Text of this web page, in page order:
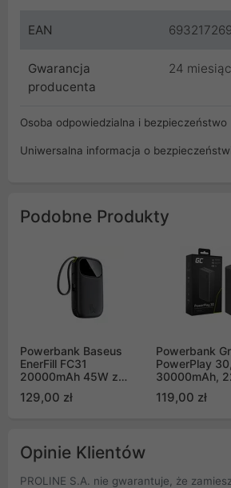
EAN
Gwarancja
producenta
24
Osoba odpowiedzialna i bezpieczeństwo
Uniwersalna informacja o
Podobne Produkty
Powerbank Baseus
EnerFill FC31
20000mAh 45W z
kablami USB-C i
129,00 zł
Powerbank
PowerPlay
30000mAh,
119,00 zł
Opinie Klientów
PROLINE S.A. nie gwarantuje, że